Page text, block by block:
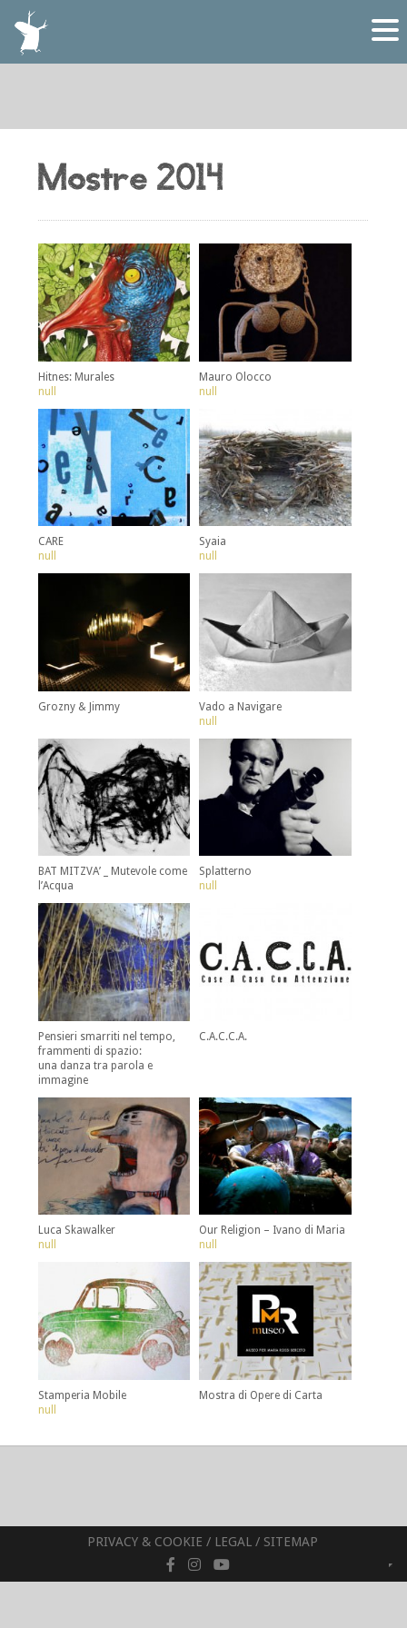
Mostre 2014
Hitnes: Murales
null
Mauro Olocco
null
CARE
null
Syaia
null
Grozny & Jimmy
Vado a Navigare
null
BAT MITZVA’ _ Mutevole come
l’Acqua
Splatterno
null
Pensieri smarriti nel tempo,
frammenti di spazio:
una danza tra parola e
immagine
C.A.C.C.A.
Luca Skawalker
null
Our Religion – Ivano di Maria
null
Stamperia Mobile
null
Mostra di Opere di Carta
PRIVACY & COOKIE / LEGAL/ SITEMAP